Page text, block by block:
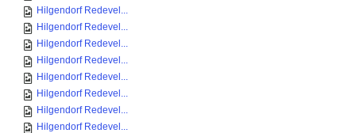
Hilgendorf Redevel...
Hilgendorf Redevel...
Hilgendorf Redevel...
Hilgendorf Redevel...
Hilgendorf Redevel...
Hilgendorf Redevel...
Hilgendorf Redevel...
Hilgendorf Redevel...